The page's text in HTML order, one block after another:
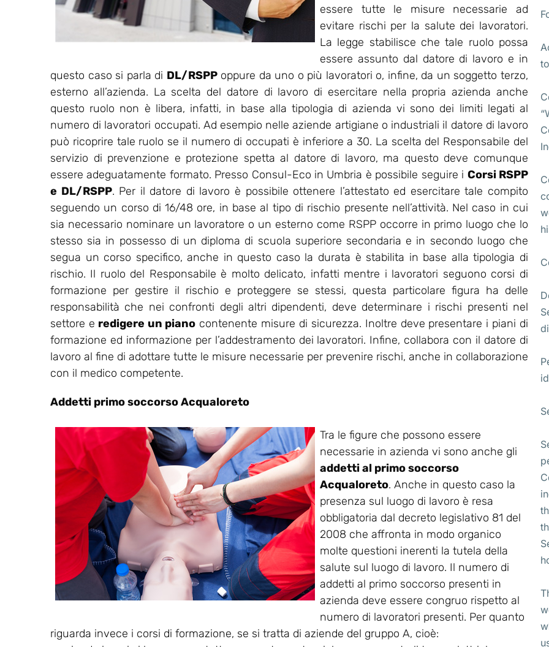
essere tutte le misure necessarie ad
evitare rischi per la salute dei lavoratori.
La legge stabilisce che tale ruolo possa
essere assunto dal datore di lavoro e in
questo caso si parla di DL/RSPPoppure da uno o più lavoratori o, infine, da un soggetto terzo,
esterno all’azienda. La scelta del datore di lavoro di esercitare nella propria azienda anche
questo ruolo non è libera, infatti, in base alla tipologia di azienda vi sono dei limiti legati al
numero di lavoratori occupati. Ad esempio nelle aziende artigiane o industriali il datore di lavoro
può ricoprire tale ruolo se il numero di occupati è inferiore a 30. La scelta del Responsabile del
servizio di prevenzione e protezione spetta al datore di lavoro, ma questo deve comunque
essere adeguatamente formato. Presso Consul-Eco in Umbria è possibile seguire i Corsi RSPP
e DL/RSPP. Per il datore di lavoro è possibile ottenere l’attestato ed esercitare tale compito
seguendo un corso di 16/48 ore, in base al tipo di rischio presente nell’attività. Nel caso in cui
sia necessario nominare un lavoratore o un esterno come RSPP occorre in primo luogo che lo
stesso sia in possesso di un diploma di scuola superiore secondaria e in secondo luogo che
segua un corso specifico, anche in questo caso la durata è stabilita in base alla tipologia di
rischio. Il ruolo del Responsabile è molto delicato, infatti mentre i lavoratori seguono corsi di
formazione per gestire il rischio e proteggere se stessi, questa particolare figura ha delle
responsabilità che nei confronti degli altri dipendenti, deve determinare i rischi presenti nel
settore e redigere un piano contenente misure di sicurezza. Inoltre deve presentare i piani di
formazione ed informazione per l’addestramento dei lavoratori. Infine, collabora con il datore di
lavoro al fine di adottare tutte le misure necessarie per prevenire rischi, anche in collaborazione
con il medico competente.
Addetti primo soccorso Acqualoreto
Tra le figure che possono essere
necessarie in azienda vi sono anche gli
addetti al primo soccorso
Acqualoreto. Anche in questo caso la
presenza sul luogo di lavoro è resa
obbligatoria dal decreto legislativo 81 del
2008 che affronta in modo organico
molte questioni inerenti la tutela della
salute sul luogo di lavoro. Il numero di
addetti al primo soccorso presenti in
azienda deve essere congruo rispetto al
numero di lavoratori presenti. Per quanto
riguarda invece i corsi di formazione, se si tratta di aziende del gruppo A, cioè: